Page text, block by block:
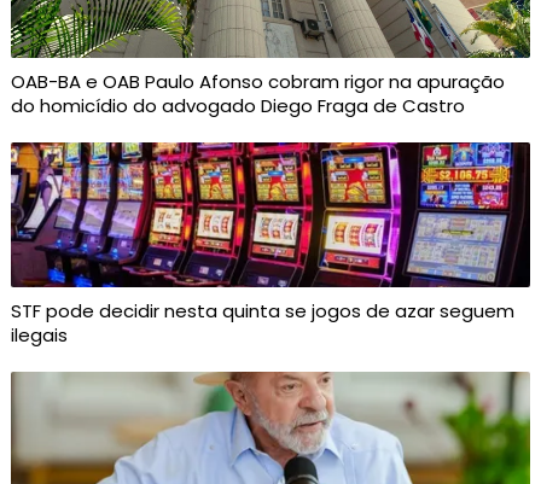
OAB-BA e OAB Paulo Afonso cobram rigor na apuração
do homicídio do advogado Diego Fraga de Castro
STF pode decidir nesta quinta se jogos de azar seguem
ilegais